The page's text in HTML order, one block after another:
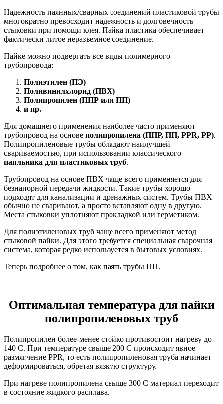
Надежность паянных/сварных соединений пластиковой трубы
многократно превосходит надежность и долговечность
стыковки при помощи клея. Пайка пластика обеспечивает
фактически литое неразъемное соединение.
Пайке можно подвергать все виды полимерного
трубопровода:
Полиэтилен (ПЭ)
Поливинилхлорид (ПВХ)
Полипропилен (ППР или ПП)
и пр.
Для домашнего применения наиболее часто применяют
трубопровод на основе полипропилена (ППР, ПП, PPR, PP).
Полипропиленовые трубы обладают наилучшей
свариваемостью, при использовании классического
паяльника для пластиковых труб.
Трубопровод на основе ПВХ чаще всего применяется для
безнапорной передачи жидкости. Такие трубы хорошо
подходят для канализации и дренажных систем. Трубы ПВХ
обычно не сваривают, а просто вставляют одну в другую.
Места стыковки уплотняют прокладкой или герметиком.
Для полиэтиленовых труб чаще всего применяют метод
стыковой пайки. Для этого требуется специальная сварочная
система, которая редко используется в бытовых условиях.
Теперь подробнее о том, как паять трубы ПП.
Оптимальная температура для пайки
полипропиленовых труб
Полипропилен более-менее стойко противостоит нагреву до
140 С. При температуре свыше 200 С происходит явное
размягчение PPR, то есть полипропиленовая труба начинает
деформироваться, обретая вязкую структуру.
При нагреве полипропилена свыше 300 С материал переходит
в состояние жидкого расплава.